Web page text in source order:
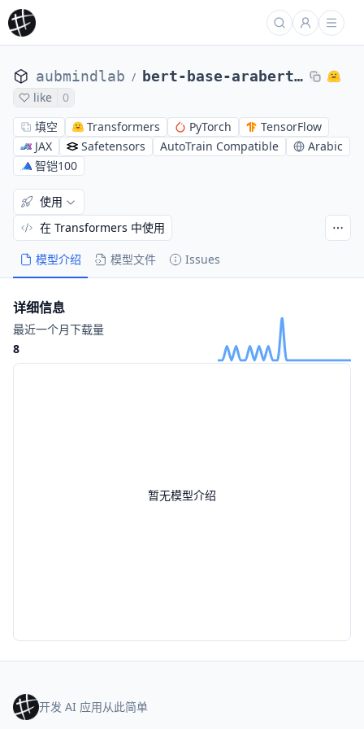
aubmindlab / bert-base-arabertv2
like
0
填空
Transformers PyTorch
TensorFlow
JAX
Safetensors AutoTrain Compatible
Arabic
智铠100
模型介绍 模型文件 Issues
使用
在 Transformers 中使用
暂无模型介绍
详细信息
最近一个月下载量
8
开发 AI 应用从此简单